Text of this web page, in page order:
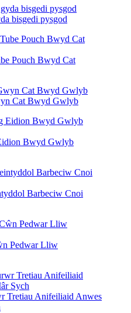
bisgedi pysgod
Pouch Bwyd Cat
Cat Bwyd Gwlyb
Bwyd Gwlyb
Barbeciw Cnoi
Pedwar Lliw
Tretiau Anifeiliaid Anwes